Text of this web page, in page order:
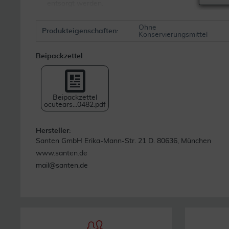
Für Kinder unzugänglich aufbewahren.
Achten Sie darauf, dass die Spitze des Behälters nicht
Aufbewahrung & Haltbarkeit
Vor Hitze, Feuchtigkeit und direkte Sonneneinstrahlung
Produkteigenschaften:
Ohne
Konservierungsmittel
Beipackzettel
Beipackzettel
ocutears...0482.pdf
Hersteller:
Santen GmbH Erika-Mann-Str. 21 D. 80636, München
www.santen.de
mail@santen.de